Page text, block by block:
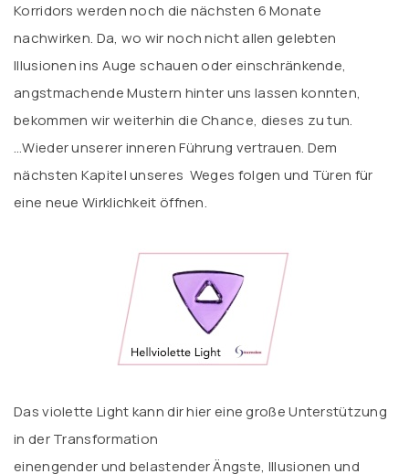
Korridors werden noch die nächsten 6 Monate
nachwirken. Da, wo wir noch nicht allen gelebten
Illusionen ins Auge schauen oder einschränkende,
angstmachende Mustern hinter uns lassen konnten,
bekommen wir weiterhin die Chance, dieses zu tun.
…Wieder unserer inneren Führung vertrauen. Dem
nächsten Kapitel unseres Weges folgen und Türen für
eine neue Wirklichkeit öffnen.
Das violette Light kann dir hier eine große Unterstützung
in der Transformation
einengender und belastender Ängste, Illusionen und